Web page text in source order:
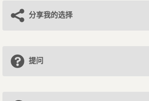
分享我的选择
提问